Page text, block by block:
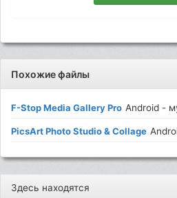
Похожие файлы
F-Stop Media Gallery Pro Android -
PicsArt Photo Studio & Collage
Здесь находятся